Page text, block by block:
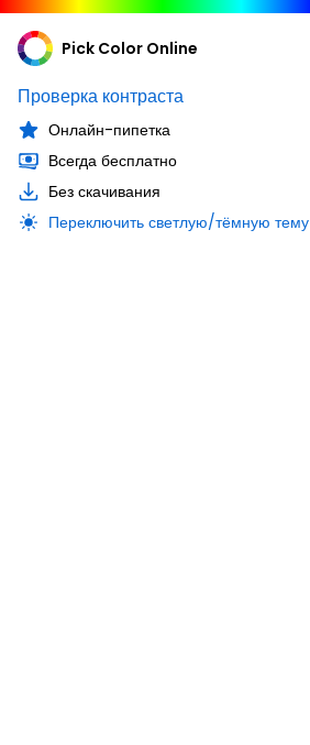
Pick Color Online
Проверка контраста
Онлайн-пипетка
Всегда бесплатно
Без скачивания
Переключить светлую/тёмную тему